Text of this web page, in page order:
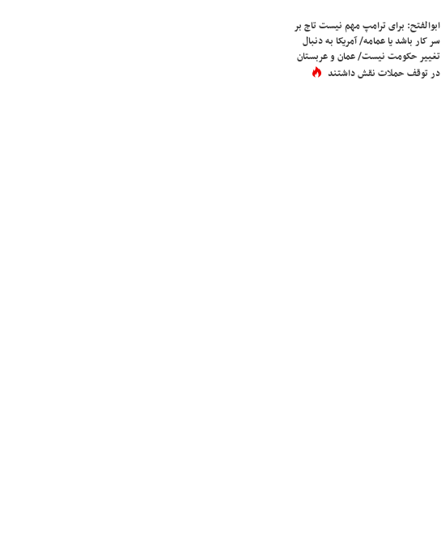
ابوالفتح: برای ترامپ مهم نیست تاج بر
سر کار باشد یا عمامه/ آمریکا به دنبال
تغییر حکومت نیست/ عمان و عربستان
در توقف حملات نقش داشتند